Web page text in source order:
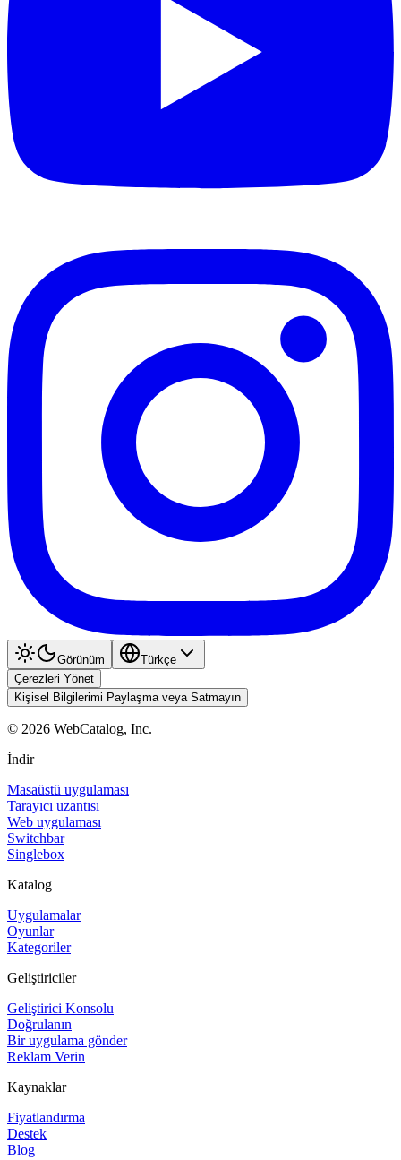
Görünüm
Türkçe
Çerezleri Yönet
Kişisel Bilgilerimi Paylaşma veya Satmayın
© 2026 WebCatalog, Inc.
İndir
Masaüstü uygulaması
Tarayıcı uzantısı
Web uygulaması
Switchbar
Singlebox
Katalog
Uygulamalar
Oyunlar
Kategoriler
Geliştiriciler
Geliştirici Konsolu
Doğrulanın
Bir uygulama gönder
Reklam Verin
Kaynaklar
Fiyatlandırma
Destek
Blog